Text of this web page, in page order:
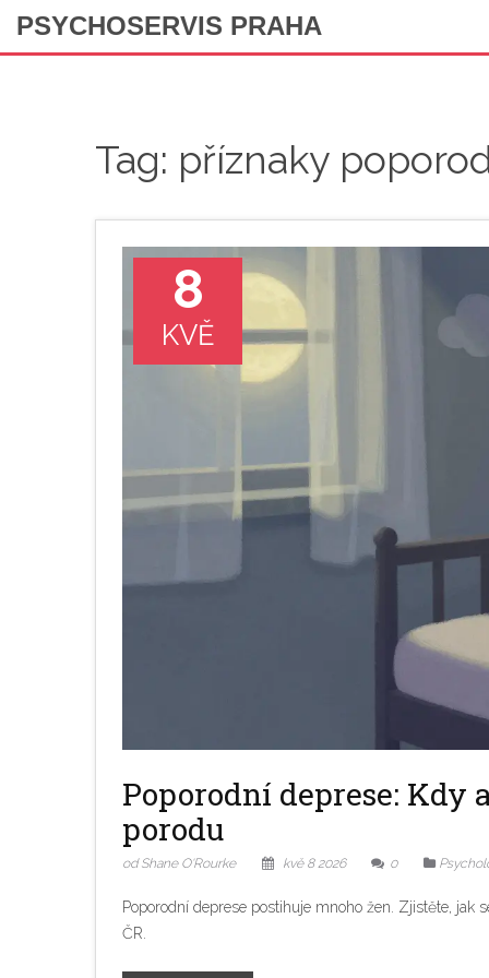
PSYCHOSERVIS PRAHA
Tag: příznaky
8
KVĚ
Poporodní deprese:
porodu
od Shane O'Rourke kvě 8 2026 0
Poporodní deprese postihuje mnoho žen. Zjistěte,
ČR.